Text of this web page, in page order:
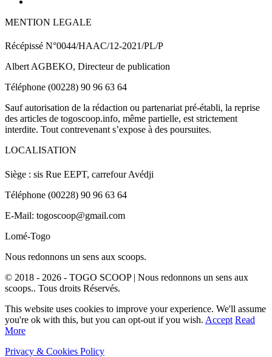
MENTION LEGALE
Récépissé N°0044/HAAC/12-2021/PL/P
Albert AGBEKO, Directeur de publication
Téléphone (00228) 90 96 63 64
Sauf autorisation de la rédaction ou partenariat pré-établi, la reprise
des articles de togoscoop.info, même partielle, est strictement
interdite. Tout contrevenant s’expose à des poursuites.
LOCALISATION
Siège : sis Rue EEPT, carrefour Avédji
Téléphone (00228) 90 96 63 64
E-Mail: togoscoop@gmail.com
Lomé-Togo
Nous redonnons un sens aux scoops.
© 2018 - 2026 - TOGO SCOOP | Nous redonnons un sens aux
scoops.. Tous droits Réservés.
This website uses cookies to improve your experience. We'll assume
you're ok with this, but you can opt-out if you wish. Accept Read
More
Privacy & Cookies Policy